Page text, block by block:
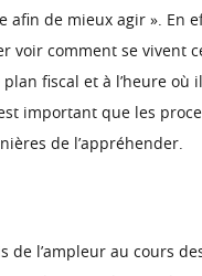
de mieux agir ». En
comment se vivent
fiscal et à l’heure
important que les
de l’appréhender.
l’ampleur au cours